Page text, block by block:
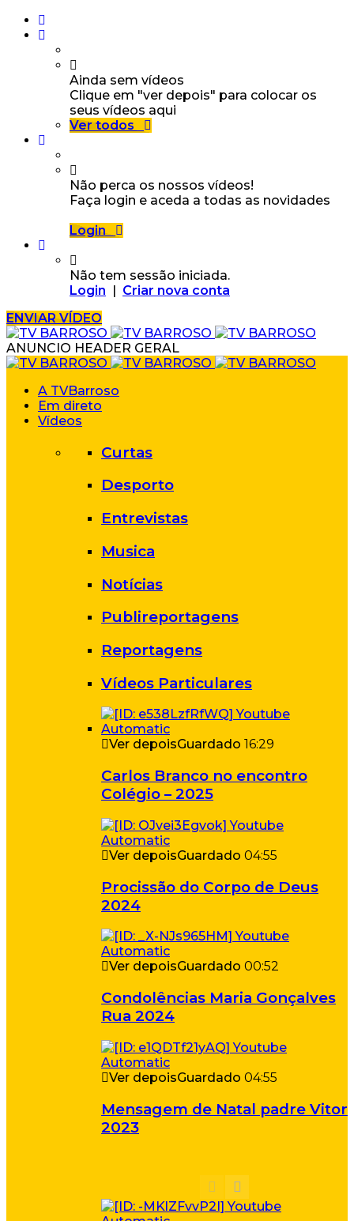
Ainda sem vídeos
Clique em "ver depois" para colocar os
seus vídeos aqui
Ver todos
Não perca os nossos vídeos!
Faça login e aceda a todas as novidades
Login
Não tem sessão iniciada.
Login | Criar nova conta
ENVIAR VÍDEO
ANUNCIO HEADER GERAL
A TVBarroso
Em direto
Vídeos
Curtas
Desporto
Entrevistas
Musica
Notícias
Publireportagens
Reportagens
Vídeos Particulares
Ver depoisGuardado 16:29
Carlos Branco no encontro
Colégio – 2025
Ver depoisGuardado 04:55
Procissão do Corpo de Deus
2024
Ver depoisGuardado 00:52
Condolências Maria Gonçalves
Rua 2024
Ver depoisGuardado 04:55
Mensagem de Natal padre Vitor
2023